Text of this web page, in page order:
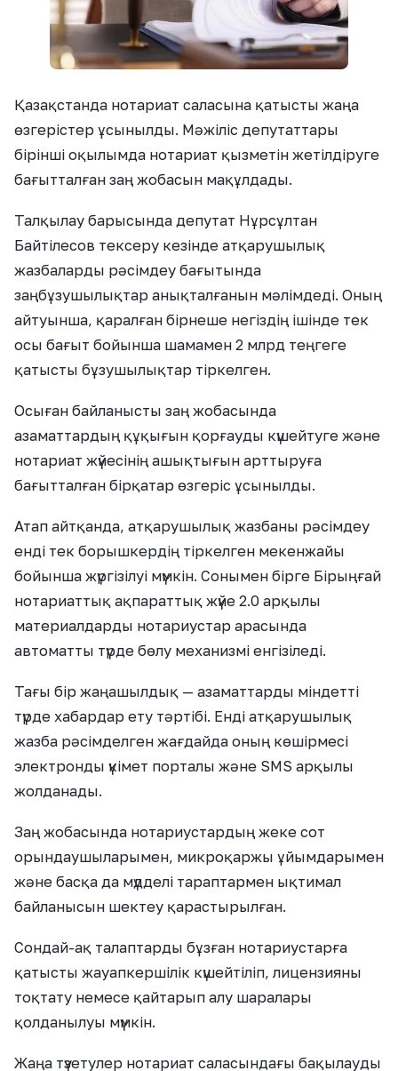
Қазақстанда нотариат саласына қатысты жаңа
өзгерістер ұсынылды. Мәжіліс депутаттары
бірінші оқылымда нотариат қызметін жетілдіруге
бағытталған заң жобасын мақұлдады.
Талқылау барысында депутат Нұрсұлтан
Байтілесов тексеру кезінде атқарушылық
жазбаларды рәсімдеу бағытында
заңбұзушылықтар анықталғанын мәлімдеді. Оның
айтуынша, қаралған бірнеше негіздің ішінде тек
осы бағыт бойынша шамамен 2 млрд теңгеге
қатысты бұзушылықтар тіркелген.
Осыған байланысты заң жобасында
азаматтардың құқығын қорғауды күшейтуге және
нотариат жүйесінің ашықтығын арттыруға
бағытталған бірқатар өзгеріс ұсынылды.
Атап айтқанда, атқарушылық жазбаны рәсімдеу
енді тек борышкердің тіркелген мекенжайы
бойынша жүргізілуі мүмкін. Сонымен бірге Бірыңғай
нотариаттық ақпараттық жүйе 2.0 арқылы
материалдарды нотариустар арасында
автоматты түрде бөлу механизмі енгізіледі.
Тағы бір жаңашылдық — азаматтарды міндетті
түрде хабардар ету тәртібі. Енді атқарушылық
жазба рәсімделген жағдайда оның көшірмесі
электронды үкімет порталы және SMS арқылы
жолданады.
Заң жобасында нотариустардың жеке сот
орындаушыларымен, микроқаржы ұйымдарымен
және басқа да мүдделі тараптармен ықтимал
байланысын шектеу қарастырылған.
Сондай-ақ талаптарды бұзған нотариустарға
қатысты жауапкершілік күшейтіліп, лицензияны
тоқтату немесе қайтарып алу шаралары
қолданылуы мүмкін.
Жаңа түзетулер нотариат саласындағы бақылауды